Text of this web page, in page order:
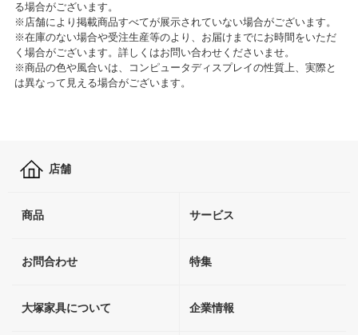
る場合がございます。
※店舗により掲載商品すべてが展示されていない場合がございます。
※在庫のない場合や受注生産等のより、お届けまでにお時間をいただ
く場合がございます。詳しくはお問い合わせくださいませ。
※商品の色や風合いは、コンピュータディスプレイの性質上、実際と
は異なって見える場合がございます。
店舗
商品 サービス
お問合わせ 特集
大塚家具について 企業情報